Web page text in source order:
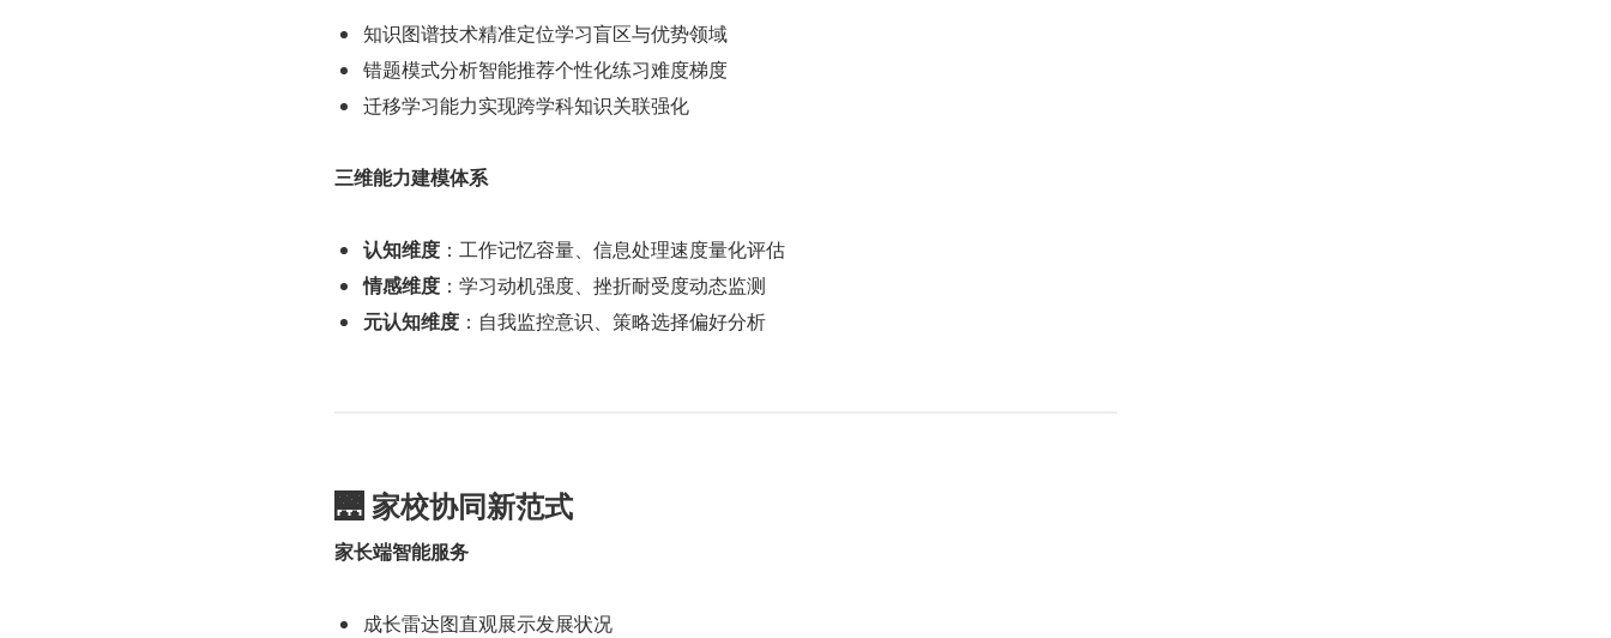
知识图谱技术精准定位学习盲区与优势领域
错题模式分析智能推荐个性化练习难度梯度
迁移学习能力实现跨学科知识关联强化
三维能力建模体系
认知维度 ​：工作记忆容量、信息处理速度量化评估
情感维度 ​：学习动机强度、挫折耐受度动态监测
元认知维度 ​：自我监控意识、策略选择偏好分析
🌉 家校协同新范式
家长端智能服务
成长雷达图直观展示发展状况